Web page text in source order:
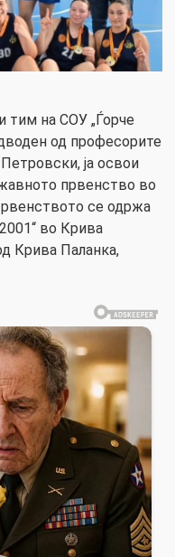
тим на СОУ „Ѓорче
од професорите
ја освои
првенство во
се одржа
во Крива
Крива Паланка,